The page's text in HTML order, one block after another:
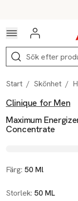
Hoppa till För
Logga in
Sök
Start / Skönhet /
Produktbilder
Hoppa över bildspelet
Clinique for Men
Maximum
Concentrate
Färg: 50 Ml
Storlek: 50 ML
Produktinformation